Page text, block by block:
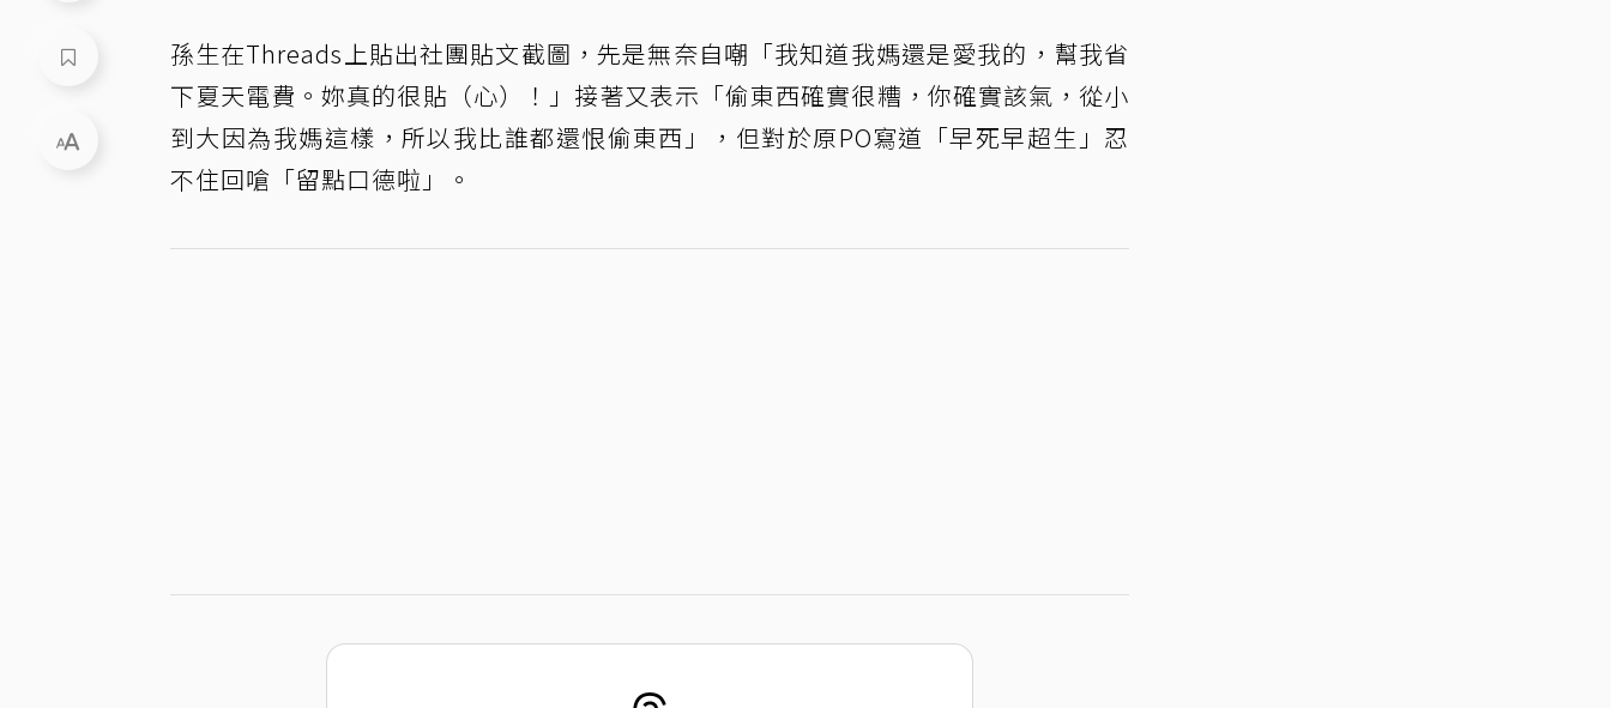
孫生在Threads上貼出社團貼文截圖，先是無奈自嘲「我知道我媽還是愛我的，幫我省
下夏天電費。妳真的很貼（心）！」接著又表示「偷東西確實很糟，你確實該氣，從小
到大因為我媽這樣，所以我比誰都還恨偷東西」，但對於原PO寫道「早死早超生」忍
不住回嗆「留點口德啦」。